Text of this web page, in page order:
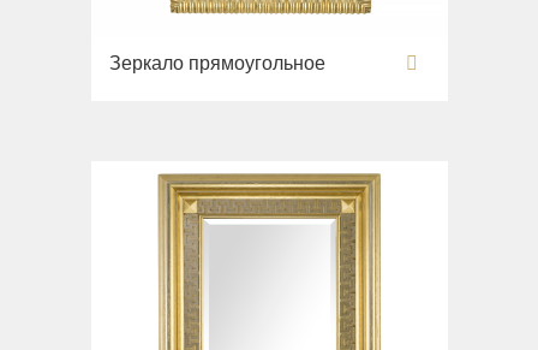
Зеркало прямоугольное